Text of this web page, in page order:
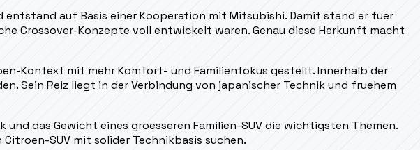
auf Basis einer Kooperation mit Mitsubishi. Damit stand er fuer
Crossover-Konzepte voll entwickelt waren. Genau diese Herkunft macht
Kontext mit mehr Komfort- und Familienfokus gestellt. Innerhalb der
Sein Reiz liegt in der Verbindung von japanischer Technik und fruehem
das Gewicht eines groesseren Familien-SUV die wichtigsten Themen.
SUV mit solider Technikbasis suchen.